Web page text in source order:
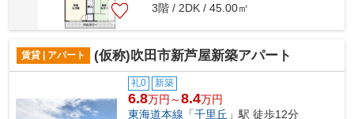
3階 / 2DK / 45.00㎡
賃貸 | アパート (仮称)吹田市新芦屋新築アパート
礼0 新築
6.8万円～8.4万円
東海道本線 「千里丘 」駅 徒歩12分